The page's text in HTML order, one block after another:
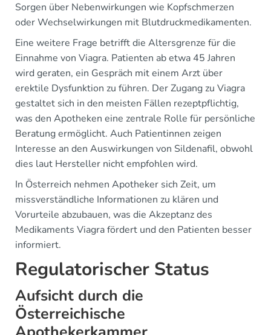
Sorgen über Nebenwirkungen wie Kopfschmerzen
oder Wechselwirkungen mit Blutdruckmedikamenten.
Eine weitere Frage betrifft die Altersgrenze für die
Einnahme von Viagra. Patienten ab etwa 45 Jahren
wird geraten, ein Gespräch mit einem Arzt über
erektile Dysfunktion zu führen. Der Zugang zu Viagra
gestaltet sich in den meisten Fällen rezeptpflichtig,
was den Apotheken eine zentrale Rolle für persönliche
Beratung ermöglicht. Auch Patientinnen zeigen
Interesse an den Auswirkungen von Sildenafil, obwohl
dies laut Hersteller nicht empfohlen wird.
In Österreich nehmen Apotheker sich Zeit, um
missverständliche Informationen zu klären und
Vorurteile abzubauen, was die Akzeptanz des
Medikaments Viagra fördert und den Patienten besser
informiert.
Regulatorischer Status
Aufsicht durch die
Österreichische